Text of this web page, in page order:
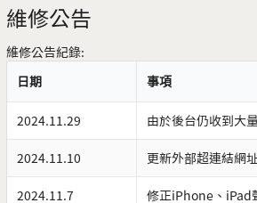
維修公告
維修公告紀錄:
日期
事項
2024.11.29 由於後台仍收到大
2024.11.10 更新外部超連結網
2024.11.7 修正iPhone、iPad